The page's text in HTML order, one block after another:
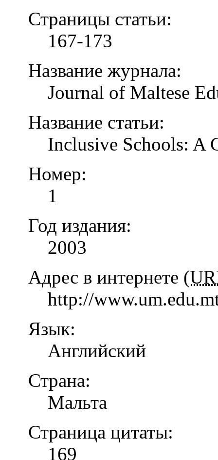
Страницы статьи:
167-173
Название журнала:
Journal of Maltese
Название статьи:
Inclusive Schools: A
Номер:
1
Год издания:
2003
Адрес в интернете (
http://
Язык:
Английский
Страна:
Мальта
Страница цитаты:
169